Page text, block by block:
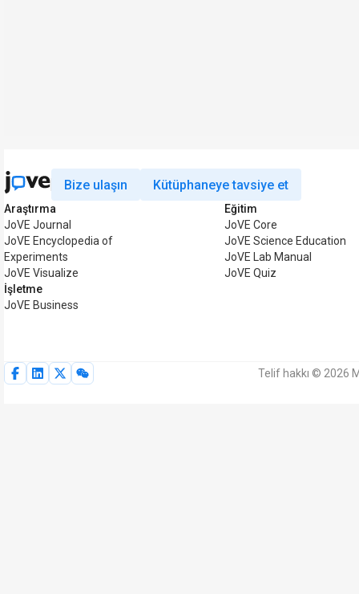
Bize ulaşın Kütüphaneye tavsiye et
Araştırma
JoVE Journal
JoVE Encyclopedia of
Experiments
JoVE Visualize
İşletme
JoVE Business
Eğitim
JoVE Core
JoVE Science Education
JoVE Lab Manual
JoVE Quiz
Telif hakkı © 2026